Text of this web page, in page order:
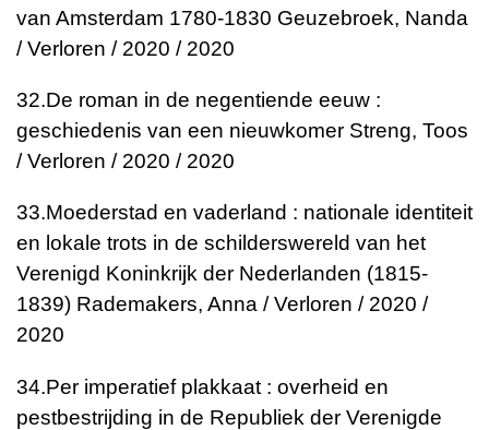
van Amsterdam 1780-1830 Geuzebroek, Nanda
/ Verloren / 2020 / 2020
32.De roman in de negentiende eeuw :
geschiedenis van een nieuwkomer Streng, Toos
/ Verloren / 2020 / 2020
33.Moederstad en vaderland : nationale identiteit
en lokale trots in de schilderswereld van het
Verenigd Koninkrijk der Nederlanden (1815-
1839) Rademakers, Anna / Verloren / 2020 /
2020
34.Per imperatief plakkaat : overheid en
pestbestrijding in de Republiek der Verenigde